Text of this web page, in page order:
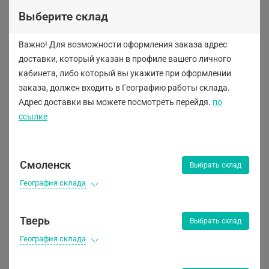
MICKING
Предзаказ
Выберите склад
Важно! Для возможности оформления заказа адрес
доставки, который указан в профиле вашего личного
кабинета, либо который вы укажите при оформлении
заказа, должен входить в Географию работы склада.
Адрес доставки вы можете посмотреть перейдя. по
ссылке
Смоленск Выбрать склад
География склада
Тверь Выбрать склад
География склада